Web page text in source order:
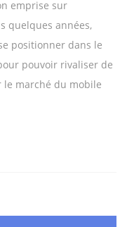
emprise sur
quelques années,
positionner dans le
pouvoir rivaliser de
le marché du mobile